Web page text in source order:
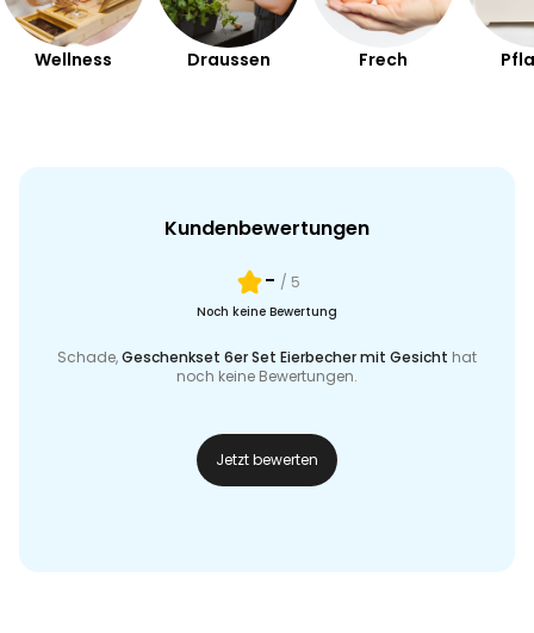
Wellness Draussen Frech
Kundenbewertungen
- / 5
Noch keine Bewertung
Schade,Geschenkset 6er Set Eierbecher mit Gesicht hat
noch keine Bewertungen.
Jetzt bewerten